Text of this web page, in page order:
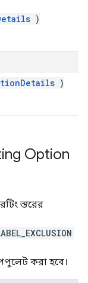
)
)
Option
স্তরের
করা হবে।